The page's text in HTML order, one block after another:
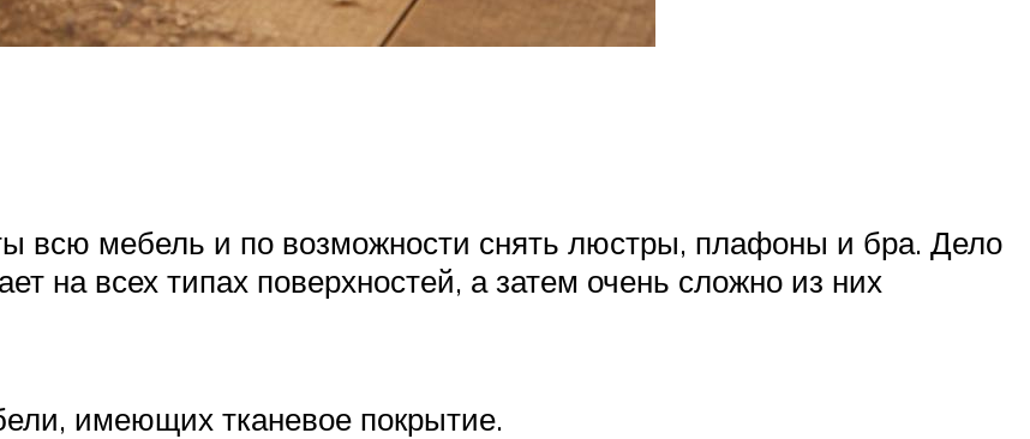
всю мебель и по возможности снять люстры, плафоны и бра. Дело
на всех типах поверхностей, а затем очень сложно из них
имеющих тканевое покрытие.